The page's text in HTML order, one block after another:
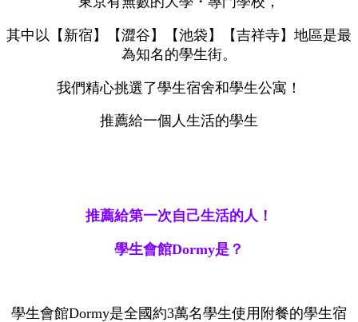
其中以【新宿】【澀谷】【池袋】【吉祥寺】地區是最
為知名的學生街。
我們精心挑選了學生宿舍和學生公寓！
推薦給一個人生活的學生
推薦給第一次自己生活的人！
學生會館Dormy是？
學生會館Dormy是全國約3萬名學生使用附餐的學生宿